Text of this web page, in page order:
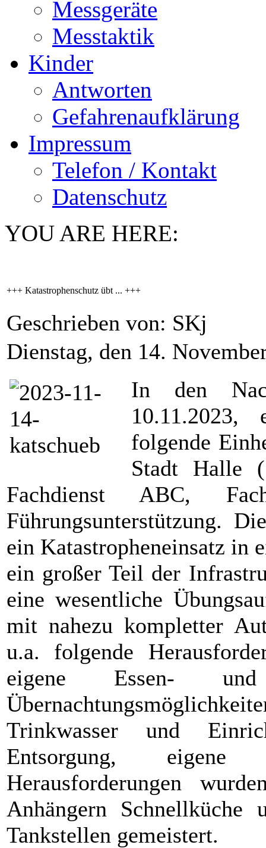
Messgeräte
Messtaktik
Kinder
Antworten
Gefahrenaufklärung
Impressum
Telefon / Kontakt
Datenschutz
YOU ARE HERE:
+++ Katastrophenschutz übt ... +++
Geschrieben von: SKj
Dienstag, den 14.
In den
folgende
Stadt Halle
Fachdienst ABC,
Führungsunterstützung.
ein Katastropheneinsatz in
ein großer Teil der
eine wesentliche
mit nahezu kompletter
u.a. folgende
eigene Essen- und
Trinkwasser und
Entsorgung, eigene
Herausforderungen
Anhängern
Tankstellen gemeistert.